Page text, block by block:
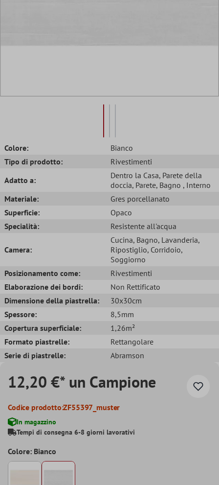
Colore:
Bianco
Tipo di prodotto:
Rivestimenti
Adatto a:
Dentro la Casa, Parete della
doccia, Parete, Bagno , Interno
Materiale:
Gres porcellanato
Superficie:
Opaco
Specialità:
Resistente all'acqua
Camera:
Cucina, Bagno, Lavanderia,
Ripostiglio, Corridoio,
Soggiorno
Posizionamento come:
Rivestimenti
Elaborazione dei bordi:
Non Rettificato
Dimensione della piastrella:
30x30cm
Spessore:
8,5mm
Copertura superficiale:
1,26m²
Formato piastrelle:
Rettangolare
Serie di piastrelle:
Abramson
12,20 €* un Campione
Codice prodotto:ZF55397_muster
In magazzino
Tempi di consegna 6-8 giorni lavorativi
Colore: Bianco